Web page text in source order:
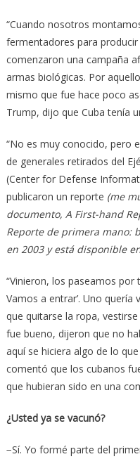
“Cuando nosotros
fermentadores para
comenzaron una campaña
armas biológicas. Por
mismo que fue hace poco
Trump, dijo que Cuba tenía
“No es muy conocido, pero
de generales retirados del
(Center for Defense
publicaron un reporte (me
documento, A First-hand
Reporte de primera mano:
en 2003 y está disponible
“Vinieron, los paseamos por
Vamos a entrar’. Uno quería
que quitarse la ropa,
fue bueno, dijeron que no
aquí se hiciera algo de lo
comentó que los cubanos
que hubieran sido en una
¿Usted ya se vacunó?
−Sí. Yo formé parte del